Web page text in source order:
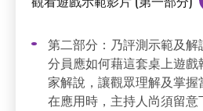
第二部分：乃評測示範及
分員應如何藉這套桌上遊
家解說，讓觀眾理解及掌
在應用時，主持人尚須留意